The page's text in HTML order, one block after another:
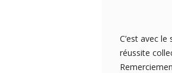
C’est avec
réussite